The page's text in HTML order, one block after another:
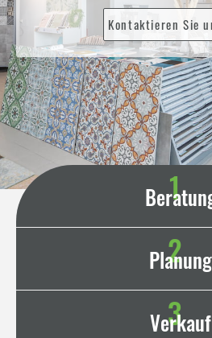
Kontaktieren Sie
1
2
Planung
3
Verkauf